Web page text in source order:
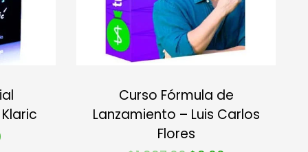
Curso Fórmula de
Lanzamiento – Luis Carlos
Flores